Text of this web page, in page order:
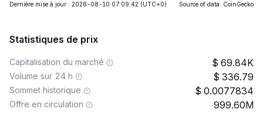
Dernière mise à jour : 2026-08-10 07:09:42 (UTC+0) Source of data: CoinGecko
Statistiques de prix
Capitalisation du marché 69.84K
Volume sur 24 h 336.79
Sommet historique 0.0077834
Offre en circulation 999.60M